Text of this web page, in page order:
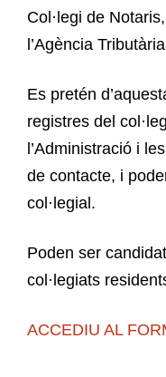
Col·legi de
l’Agència
Es pretén
registres del
l’Administració i
de contacte, i
col·legial.
Poden ser
col·legiats
ACCEDIU AL